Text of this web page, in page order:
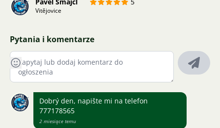
Vitějovice
Pytania i komentarze
Dobrý den, napište mi na telefon
777178565
2 miesiące temu